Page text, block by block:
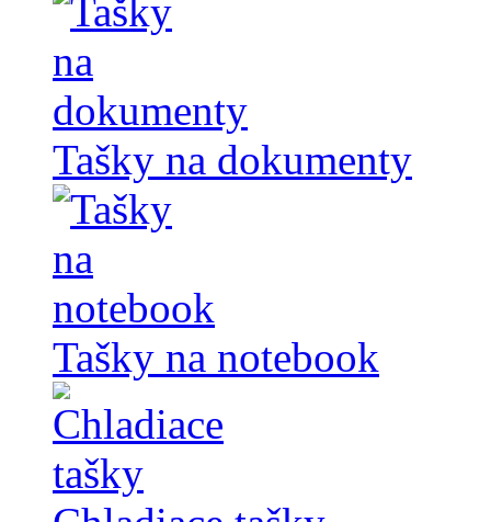
Tašky na dokumenty
Tašky na notebook